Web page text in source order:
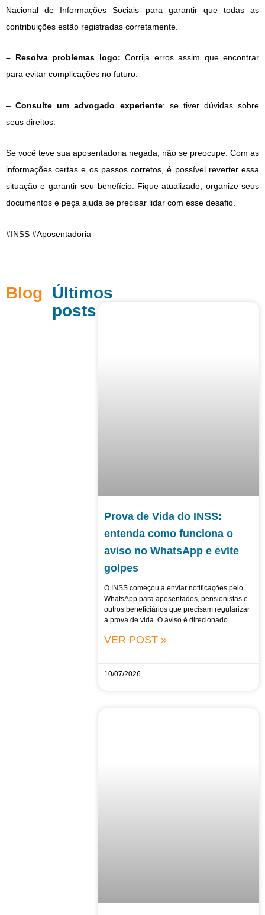
Nacional de Informações Sociais para garantir que todas as
contribuições estão registradas corretamente.
– Resolva problemas logo: Corrija erros assim que encontrar
para evitar complicações no futuro.
–Consulte um advogado experiente: se tiver dúvidas sobre
seus direitos.
Se você teve sua aposentadoria negada, não se preocupe. Com as
informações certas e os passos corretos, é possível reverter essa
situação e garantir seu benefício. Fique atualizado, organize seus
documentos e peça ajuda se precisar lidar com esse desafio.
#INSS #Aposentadoria
Blog Últimos
posts
Prova de Vida do INSS:
entenda como funciona o
aviso no WhatsApp e evite
golpes
O INSS começou a enviar notificações pelo
WhatsApp para aposentados, pensionistas e
outros beneficiários que precisam regularizar
a prova de vida. O aviso é direcionado
VER POST »
10/07/2026